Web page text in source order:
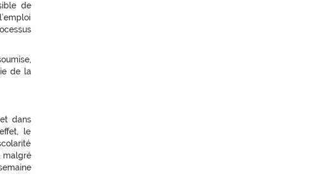
de
de la
dans
le
malgré